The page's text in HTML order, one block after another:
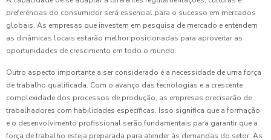
preferências do consumidor será essencial para o sucesso em mercados
globais. As empresas que investem em pesquisa de mercado e entendem
as dinâmicas locais estarão melhor posicionadas para aproveitar as
oportunidades de crescimento em todo o mundo.
Outro aspecto importante a ser considerado é a necessidade de uma força
de trabalho qualificada. Com o avanço das tecnologias e a crescente
complexidade dos processos de produção, as empresas precisarão de
trabalhadores com habilidades específicas. Isso significa que a formação
e o desenvolvimento profissional serão fundamentais para garantir que a
força de trabalho esteja preparada para atender às demandas do setor. As